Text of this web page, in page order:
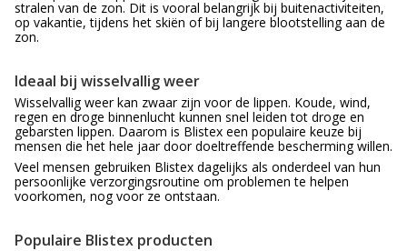
stralen van de zon. Dit is vooral belangrijk bij buitenactiviteiten,
op vakantie, tijdens het skiën of bij langere blootstelling aan de
zon.
Ideaal bij wisselvallig weer
Wisselvallig weer kan zwaar zijn voor de lippen. Koude, wind,
regen en droge binnenlucht kunnen snel leiden tot droge en
gebarsten lippen. Daarom is Blistex een populaire keuze bij
mensen die het hele jaar door doeltreffende bescherming willen.
Veel mensen gebruiken Blistex dagelijks als onderdeel van hun
persoonlijke verzorgingsroutine om problemen te helpen
voorkomen, nog voor ze ontstaan.
Populaire Blistex producten